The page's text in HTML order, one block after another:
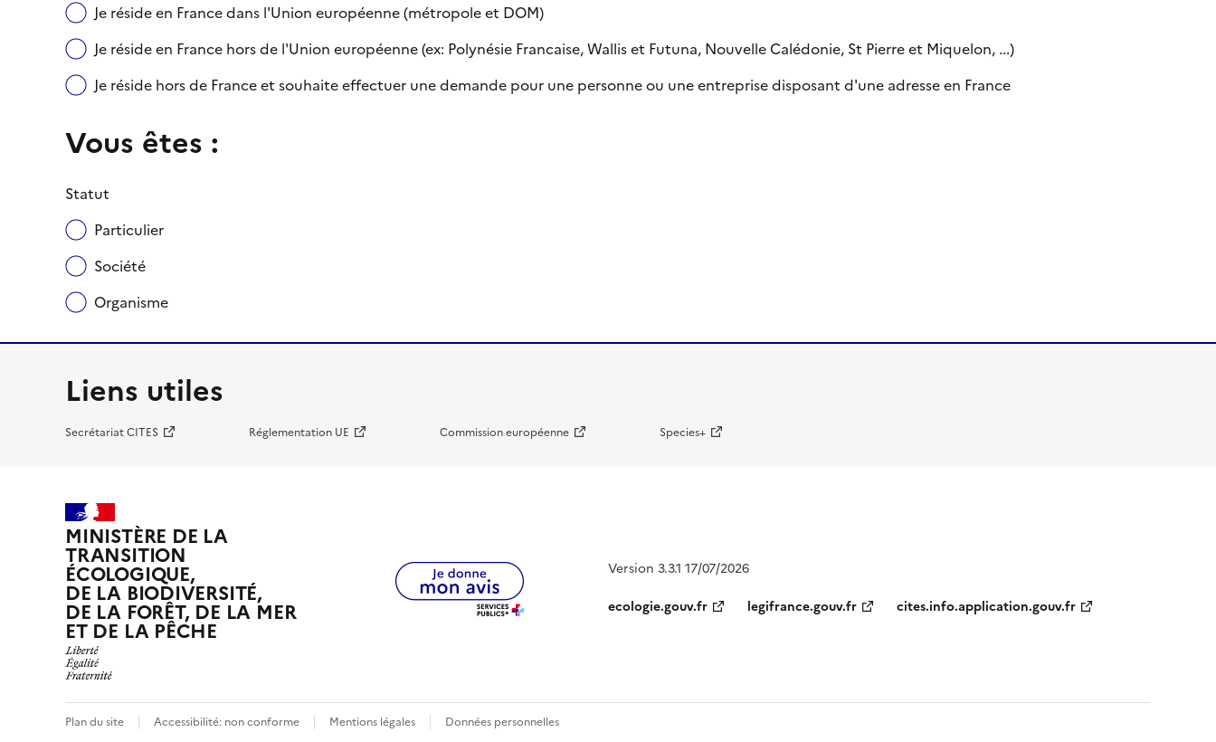
Je réside en France dans l'Union européenne (métropole et DOM)
Je réside en France hors de l'Union européenne (ex: Polynésie Francaise, Wallis et Futuna, Nouvelle Calédonie, St Pierre et Miquelon, ...)
Je réside hors de France et souhaite effectuer une demande pour une personne ou une entreprise disposant d'une adresse en France
Vous êtes :
Statut
Particulier
Société
Organisme
Liens utiles
Secrétariat CITES Réglementation UE Commission européenne Species+
MINISTÈRE DE LA
TRANSITION
ÉCOLOGIQUE,
DE LA BIODIVERSITÉ,
DE LA FORÊT, DE LA MER
ET DE LA PÊCHE
Version 3.3.1 17/07/2026
ecologie.gouv.fr
legifrance.gouv.fr cites.info.application.gouv.fr
Plan du site Accessibilité: non conforme Mentions légales Données personnelles